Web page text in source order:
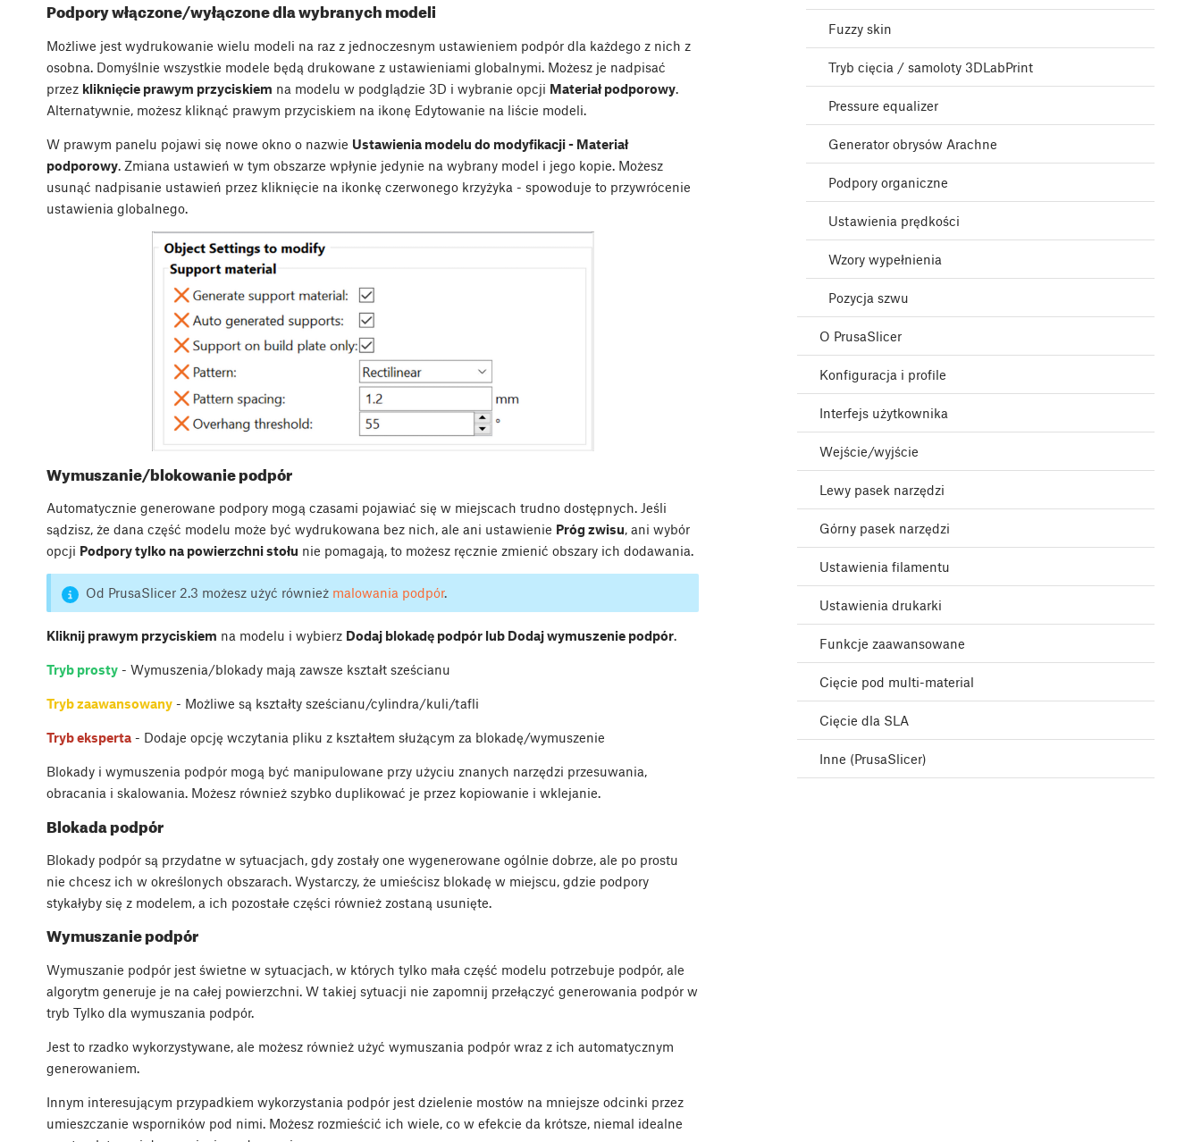
Podpory włączone/wyłączone dla wybranych modeli
Możliwe jest wydrukowanie wielu modeli na raz z jednoczesnym ustawieniem podpór dla każdego z nich z
osobna. Domyślnie wszystkie modele będą drukowane z ustawieniami globalnymi. Możesz je nadpisać
przez kliknięcie prawym przyciskiem na modelu w podglądzie 3D i wybranie opcji Materiał podporowy
Alternatywnie, możesz kliknąć prawym przyciskiem na ikonę Edytowanie na liście modeli.
W prawym panelu pojawi się nowe okno o nazwie Ustawienia modelu do modyfikacji - Materiał
podporowy . Zmiana ustawień w tym obszarze wpłynie jedynie na wybrany model i jego kopie. Możesz
usunąć nadpisanie ustawień przez kliknięcie na ikonkę czerwonego krzyżyka - spowoduje to przywrócenie
ustawienia globalnego.
Wymuszanie/blokowanie podpór
Automatycznie generowane podpory mogą czasami pojawiać się w miejscach trudno dostępnych. Jeśli
sądzisz, że dana część modelu może być wydrukowana bez nich, ale ani ustawienie Próg zwisu, ani wybór
opcji Podpory tylko na powierzchni stołu nie pomagają, to możesz ręcznie zmienić obszary ich dodawania.
Od PrusaSlicer 2.3 możesz użyć również malowania podpór.
Kliknij prawym przyciskiem na modelu i wybierz Dodaj blokadę podpór lub Dodaj wymuszenie podpór.
Tryb prosty - Wymuszenia/blokady mają zawsze kształt sześcianu
Tryb zaawansowany - Możliwe są kształty sześcianu/cylindra/kuli/tafli
Tryb eksperta - Dodaje opcję wczytania pliku z kształtem służącym za blokadę/wymuszenie
Blokady i wymuszenia podpór mogą być manipulowane przy użyciu znanych narzędzi przesuwania,
obracania i skalowania. Możesz również szybko duplikować je przez kopiowanie i wklejanie.
Blokada podpór
Blokady podpór są przydatne w sytuacjach, gdy zostały one wygenerowane ogólnie dobrze, ale po prostu
nie chcesz ich w określonych obszarach. Wystarczy, że umieścisz blokadę w miejscu, gdzie podpory
stykałyby się z modelem, a ich pozostałe części również zostaną usunięte.
Wymuszanie podpór
Wymuszanie podpór jest świetne w sytuacjach, w których tylko mała część modelu potrzebuje podpór, ale
algorytm generuje je na całej powierzchni. W takiej sytuacji nie zapomnij przełączyć generowania podpór w
tryb Tylko dla wymuszania podpór.
Jest to rzadko wykorzystywane, ale możesz również użyć wymuszania podpór wraz z ich automatycznym
generowaniem.
Innym interesującym przypadkiem wykorzystania podpór jest dzielenie mostów na mniejsze odcinki przez
umieszczanie wsporników pod nimi. Możesz rozmieścić ich wiele, co w efekcie da krótsze, niemal idealne
Fuzzy skin
Tryb cięcia / samoloty 3DLabPrint
Pressure equalizer
Generator obrysów Arachne
Podpory organiczne
Ustawienia prędkości
Wzory wypełnienia
Pozycja szwu
O PrusaSlicer
Konfiguracja i profile
Interfejs użytkownika
Wejście/wyjście
Lewy pasek narzędzi
Górny pasek narzędzi
Ustawienia filamentu
Ustawienia drukarki
Funkcje zaawansowane
Cięcie pod multi-material
Cięcie dla SLA
Inne (PrusaSlicer)